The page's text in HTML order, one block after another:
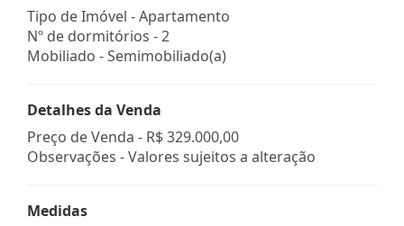
Tipo de Imóvel - Apartamento
Nº de dormitórios - 2
Mobiliado - Semimobiliado(a)
Detalhes da Venda
Preço de Venda - R$ 329.000,00
Observações - Valores sujeitos a alteração
Medidas